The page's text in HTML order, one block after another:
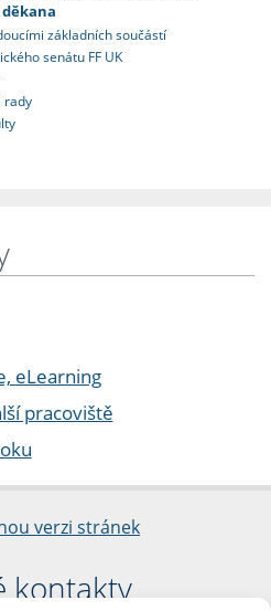
základních součástí
senátu FF UK
rady
eLearning
pracoviště
verzi stránek
kontakty